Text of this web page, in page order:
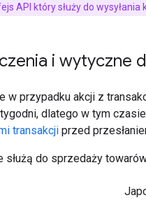
API który służy do
i
w przypadku akcji z
tygodni, dlatego w tym
transakcji przed
służą do sprzedaży